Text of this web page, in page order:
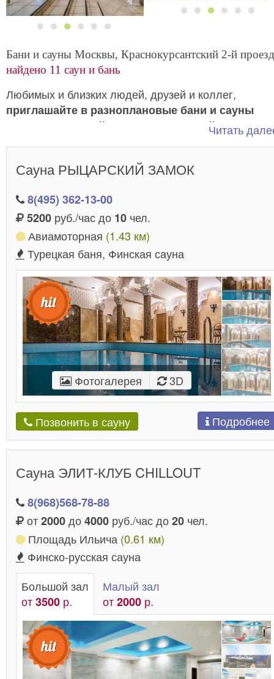
Бани и сауны Москвы, Краснокурсантский 2-й
найдено 11 саун и бань
Любимых и близких людей, друзей и коллег,
приглашайте в разноплановые бани и сауны
возле проезда 2-й
Краснокурсантский, чтобы
посидеть по любому поводу и отдохнуть по
Читать
Сауна РЫЦАРСКИЙ ЗАМОК
8(495) 362-13-00
5200 руб./час до 10 чел.
Авиамоторная (1.43 км)
Турецкая баня, Финская сауна
Фотогалерея 3D
Позвонить в сауну Подробнее
Сауна ЭЛИТ-КЛУБ CHILLOUT
8(968)568-78-88
от2000до4000 руб./час до20 чел.
Площадь Ильича (0.61 км)
Финско-русская сауна
Большой зал
от3500 р.
Малый зал
от2000 р.